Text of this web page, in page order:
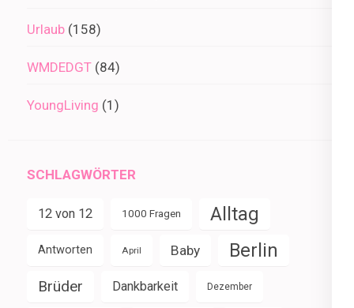
Urlaub (158)
WMDEDGT (84)
YoungLiving (1)
SCHLAGWÖRTER
12 von 12 1000 Fragen Alltag
Antworten April Baby Berlin
Brüder Dankbarkeit Dezember